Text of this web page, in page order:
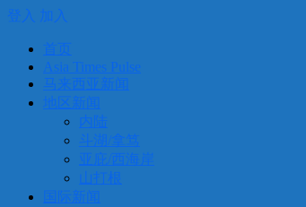
登入 加入
首页
Asia Times Pulse
马来西亚新闻
地区新闻
内陆
斗湖/拿笃
亚庇/西海岸
山打根
国际新闻